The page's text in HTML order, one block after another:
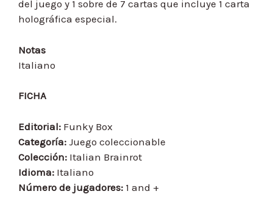
del juego y 1 sobre de 7 cartas que incluye 1 carta
holográfica especial.
Notas
Italiano
FICHA
Editorial: Funky Box
Categoría: Juego coleccionable
Colección: Italian Brainrot
Idioma: Italiano
Número de jugadores: 1 and +